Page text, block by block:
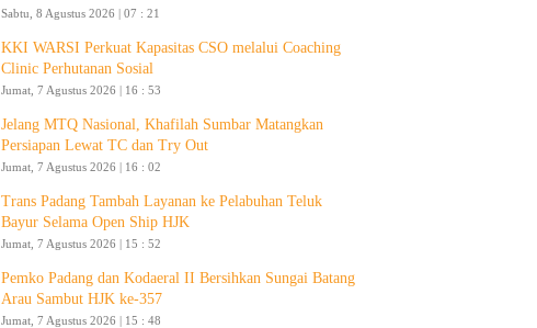
Sabtu, 8 Agustus 2026 | 07 : 21
KKI WARSI Perkuat Kapasitas CSO melalui Coaching
Clinic Perhutanan Sosial
Jumat, 7 Agustus 2026 | 16 : 53
Jelang MTQ Nasional, Khafilah Sumbar Matangkan
Persiapan Lewat TC dan Try Out
Jumat, 7 Agustus 2026 | 16 : 02
Trans Padang Tambah Layanan ke Pelabuhan Teluk
Bayur Selama Open Ship HJK
Jumat, 7 Agustus 2026 | 15 : 52
Pemko Padang dan Kodaeral II Bersihkan Sungai Batang
Arau Sambut HJK ke-357
Jumat, 7 Agustus 2026 | 15 : 48